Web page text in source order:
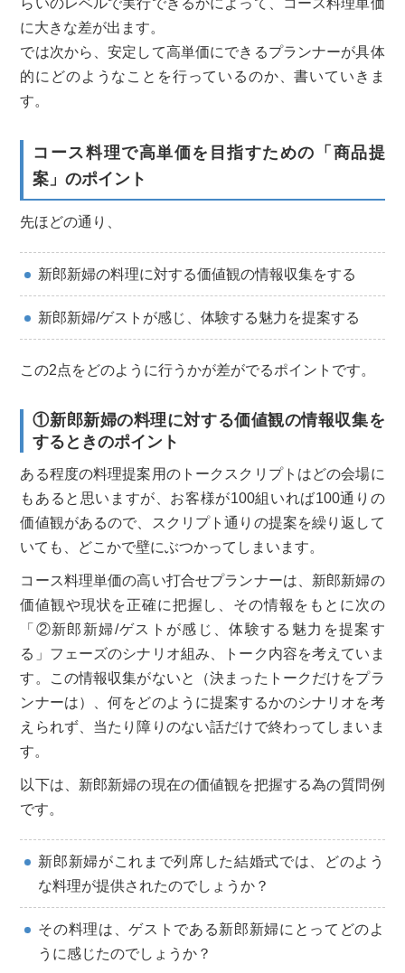
に大きな差が出ます。
では次から、安定して高単価にできるプランナーが具体
的にどのようなことを行っているのか、書いていきま
す。
コース料理で高単価を目指すための「商品提
案」のポイント
先ほどの通り、
新郎新婦の料理に対する価値観の情報収集をする
新郎新婦/ゲストが感じ、体験する魅力を提案する
この2点をどのように行うかが差がでるポイントです。
①新郎新婦の料理に対する価値観の情報収集を
するときのポイント
ある程度の料理提案用のトークスクリプトはどの会場に
もあると思いますが、お客様が100組いれば100通りの
価値観があるので、スクリプト通りの提案を繰り返して
いても、どこかで壁にぶつかってしまいます。
コース料理単価の高い打合せプランナーは、新郎新婦の
価値観や現状を正確に把握し、その情報をもとに次の
「②新郎新婦/ゲストが感じ、体験する魅力を提案す
る」フェーズのシナリオ組み、トーク内容を考えていま
す。この情報収集がないと（決まったトークだけをプラ
ンナーは）、何をどのように提案するかのシナリオを考
えられず、当たり障りのない話だけで終わってしまいま
す。
以下は、新郎新婦の現在の価値観を把握する為の質問例
です。
新郎新婦がこれまで列席した結婚式では、どのよう
な料理が提供されたのでしょうか？
その料理は、ゲストである新郎新婦にとってどのよ
うに感じたのでしょうか？